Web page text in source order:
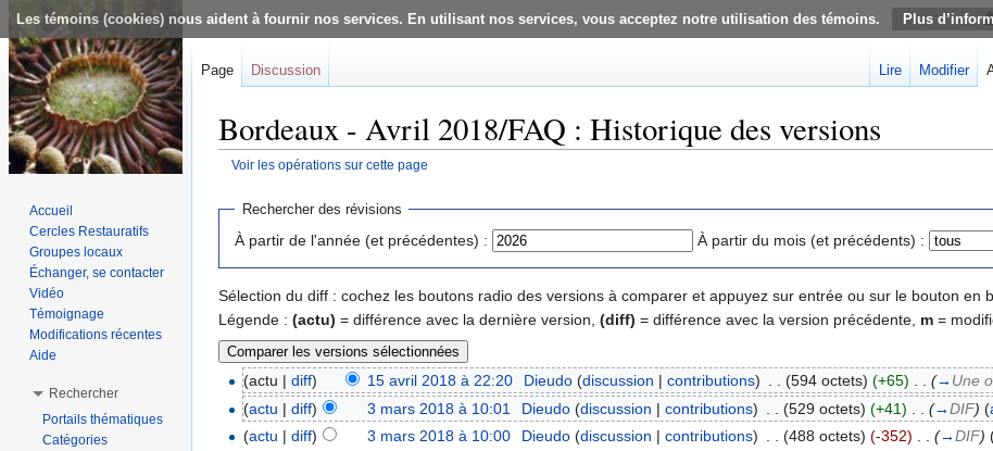
Les témoins (cookies) nous aident à fournir nos services. En utilisant nos services, vous acceptez notre utilisation des témoins. Plus
Bordeaux - Avril 2018/FAQ : Historique des versions
Voir les opérations sur cette page
Rechercher des révisions
À partir de l'année (et précédentes) : À partir du mois (et précédents) :
Sélection du diff : cochez les boutons radio des versions à comparer et appuyez sur entrée ou sur le bouton en
Légende : (actu) = différence avec la dernière version, (diff) = différence avec la version précédente, m =
(actu |diff) 15 avril 2018 à 22:20 Dieudo (discussion | contributions) (594 octets) (+65) (→ Une
(actu |diff) 3 mars 2018 à 10:01 Dieudo (discussion | contributions) (529 octets) (+41) (→DIF) (
(actu |diff) 3 mars 2018 à 10:00 Dieudo (discussion | contributions) (488 octets) (-352) (→DIF)
Page Discussion Lire Modifier
Accueil
Cercles Restauratifs
Groupes locaux
Échanger, se contacter
Vidéo
Témoignage
Modifications récentes
Aide
Rechercher
Portails thématiques
Catégories